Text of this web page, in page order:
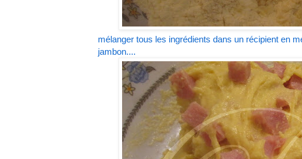
mélanger tous les ingrédients dans un récipient en
jambon....